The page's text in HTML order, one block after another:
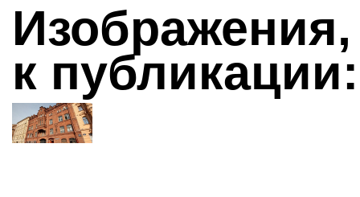
к публикации: